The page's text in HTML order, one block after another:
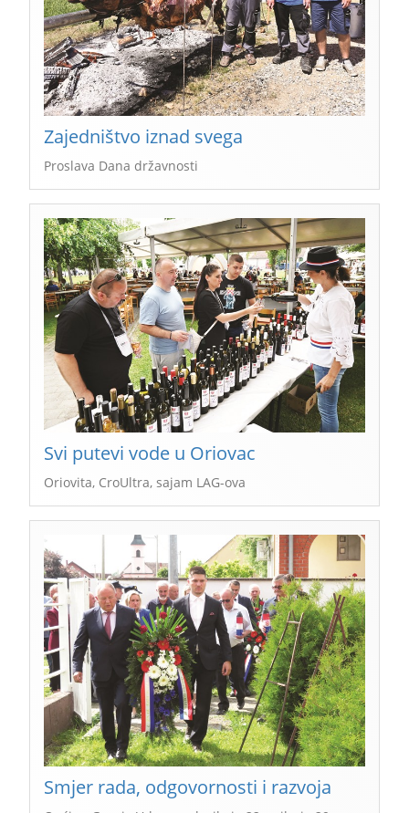
Zajedništvo iznad svega
Proslava Dana državnosti
Svi putevi vode u Oriovac
Oriovita, CroUltra, sajam LAG-ova
Smjer rada, odgovornosti i razvoja